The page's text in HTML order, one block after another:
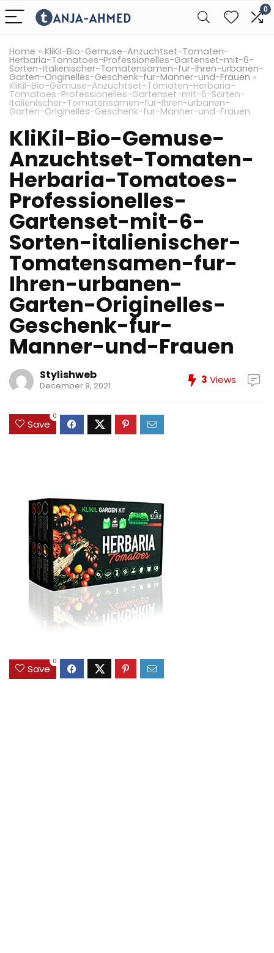
0
Home » KliKil-Bio-Gemuse-Anzuchtset-Tomaten-
Herbaria-Tomatoes-Professionelles-Gartenset-mit-6-
Sorten-italienischer-Tomatensamen-fur-Ihren-urbanen-
Garten-Originelles-Geschenk-fur-Manner-und-Frauen »
KliKil-Bio-Gemuse-Anzuchtset-Tomaten-Herbaria-
Tomatoes-Professionelles-Gartenset-mit-6-Sorten-
italienischer-Tomatensamen-fur-Ihren-urbanen-
Garten-Originelles-Geschenk-fur-Manner-und-Frauen
KliKil-Bio-Gemuse-
Anzuchtset-Tomaten-
Herbaria-Tomatoes-
Professionelles-
Gartenset-mit-6-
Sorten-italienischer-
Tomatensamen-fur-
Ihren-urbanen-
Garten-Originelles-
Geschenk-fur-
Manner-und-Frauen
Stylishweb
December 9, 2021 3 Views
Save
0
Save
0